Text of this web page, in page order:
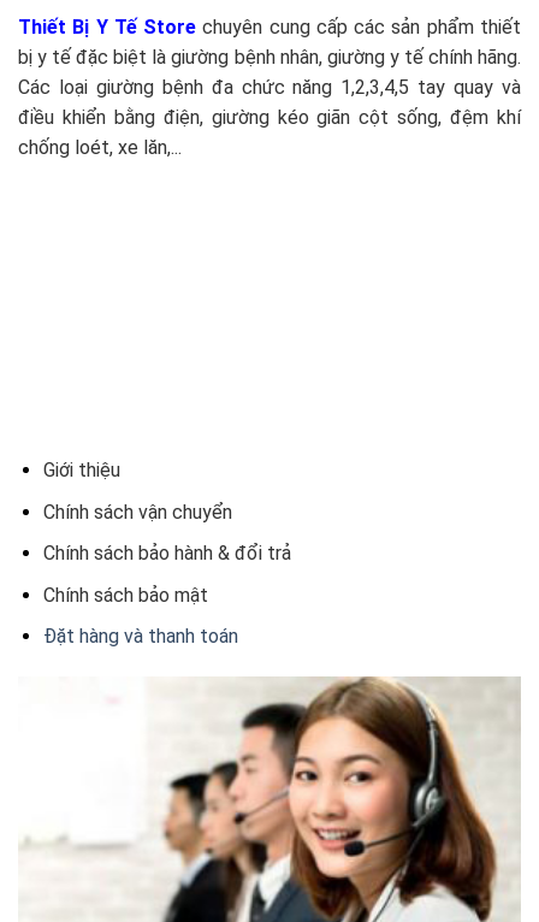
Thiết Bị Y Tế Store chuyên cung cấp các sản phẩm thiết
bị y tế đặc biệt là giường bệnh nhân, giường y tế chính hãng.
Các loại giường bệnh đa chức năng 1,2,3,4,5 tay quay và
điều khiển bằng điện, giường kéo giãn cột sống, đệm khí
chống loét, xe lăn,...
Giới thiệu
Chính sách vận chuyển
Chính sách bảo hành & đổi trả
Chính sách bảo mật
Đặt hàng và thanh toán